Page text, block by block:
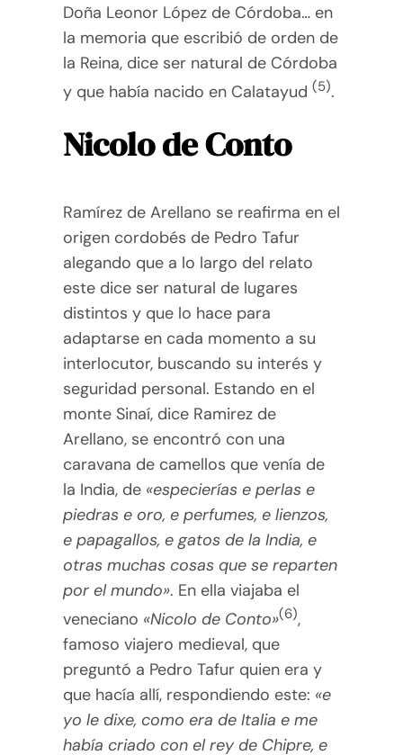
Doña Leonor López de Córdoba… en
la memoria que escribió de orden de
la Reina, dice ser natural de Córdoba
y que había nacido en Calatayud (5).
Nicolo de Conto
Ramírez de Arellano se reafirma en el
origen cordobés de Pedro Tafur
alegando que a lo largo del relato
este dice ser natural de lugares
distintos y que lo hace para
adaptarse en cada momento a su
interlocutor, buscando su interés y
seguridad personal. Estando en el
monte Sinaí, dice Ramirez de
Arellano, se encontró con una
caravana de camellos que venía de
la India, de «especierías e perlas e
piedras e oro, e perfumes, e lienzos,
e papagallos, e gatos de la India, e
otras muchas cosas que se reparten
por el mundo». En ella viajaba el
veneciano «Nicolo de Conto»(6),
famoso viajero medieval, que
preguntó a Pedro Tafur quien era y
que hacía allí, respondiendo este: «e
yo le dixe, como era de Italia e me
había criado con el rey de Chipre, e